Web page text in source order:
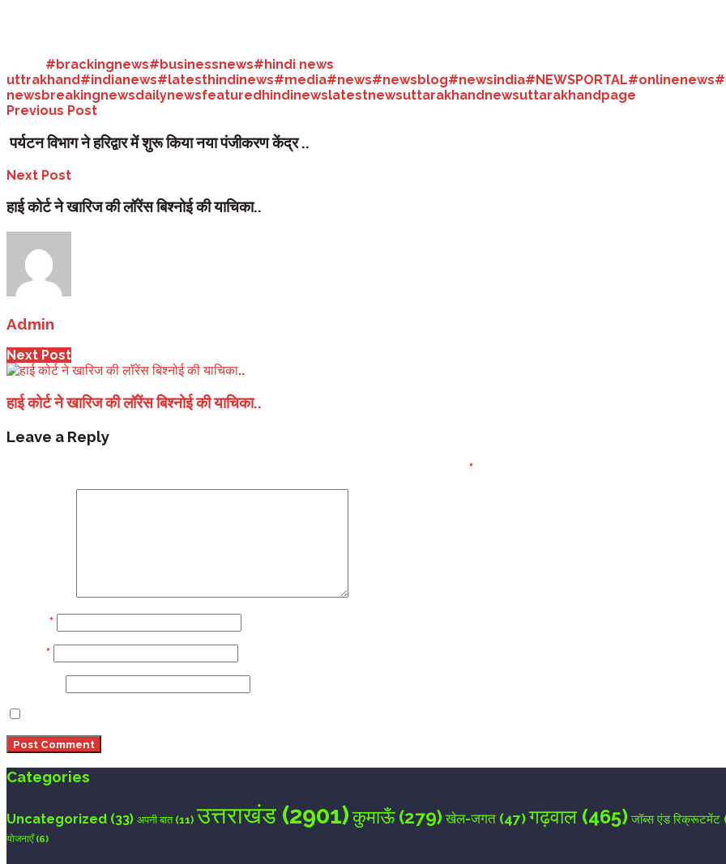
#brackingnews#businessnews#hindi news
uttrakhand#indianews#latesthindinews#media#news#newsblog#newsindia#NEWSPORTAL#onlinenews
newsbreakingnewsdailynewsfeaturedhindinewslatestnewsuttarakhandnewsuttarakhandpage
Previous Post
पर्यटन विभाग ने हरिद्वार में शुरू किया नया पंजीकरण केंद्र ..
Next Post
हाई कोर्ट ने खारिज की लॉरेंस बिश्नोई की याचिका..
Admin
Next Post
हाई कोर्ट ने खारिज की लॉरेंस बिश्नोई की याचिका..
Leave a Reply
*
*
*
Categories
Uncategorized (33) अपनी बात(11) उत्तराखंड (2901)कुमाऊँ(279) खेल-जगत (47) गढ़वाल (465) जॉब्स एंड रिक्रूटमेंट
योजनाएँ(6)